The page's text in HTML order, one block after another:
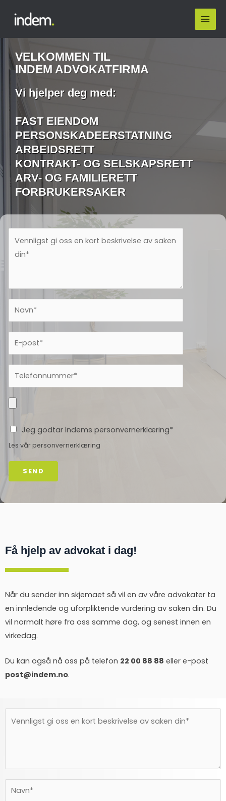
VELKOMMEN TIL
INDEM ADVOKATFIRMA
Vi hjelper deg med:
FAST EIENDOM
PERSONSKADEERSTATNING
ARBEIDSRETT
KONTRAKT- OG SELSKAPSRETT
ARV- OG FAMILIERETT
FORBRUKERSAKER
Jeg godtar Indems personvernerklæring*
Les vår personvernerklæring
SEND
Få hjelp av advokat i dag!
Når du sender inn skjemaet så vil en av våre advokater ta
en innledende og uforpliktende vurdering av saken din. Du
vil normalt høre fra oss samme dag, og senest innen en
virkedag.
Du kan også nå oss på telefon 22 00 88 88 eller e-post
post@indem.no.